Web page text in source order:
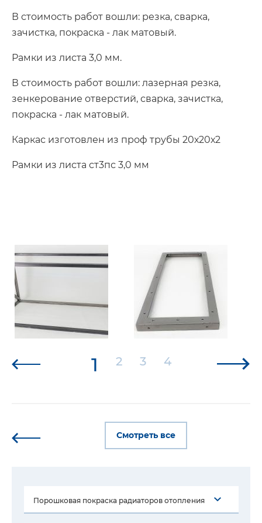
В стоимость работ вошли: резка, сварка,
зачистка, покраска - лак матовый.
Рамки из листа 3,0 мм.
В стоимость работ вошли: лазерная резка,
зенкерование отверстий, сварка, зачистка,
покраска - лак матовый.
Каркас изготовлен из проф трубы 20х20х2
Рамки из листа ст3пс 3,0 мм
1 2 3 4
Смотреть все